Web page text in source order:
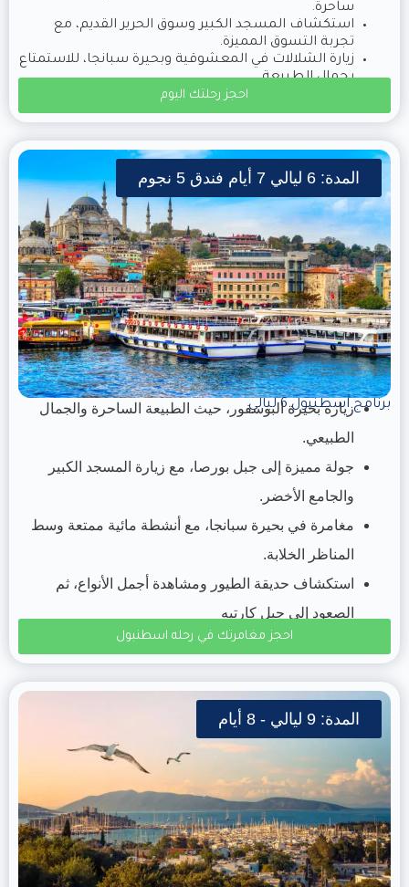
ساحرة.
استكشاف المسجد الكبير وسوق الحرير القديم، مع
تجربة التسوق المميزة.
زيارة الشلالات في المعشوقية وبحيرة سبانجا، للاستمتاع
بجمال الطبيعة.
احجز رحلتك اليوم
المدة: 6 ليالي 7 أيام فندق 5 نجوم
برنامج اسطنبول 6 ليالي
زيارة بحيرة البوسفور، حيث الطبيعة الساحرة والجمال
الطبيعي.
جولة مميزة إلى جبل بورصا، مع زيارة المسجد الكبير
والجامع الأخضر.
مغامرة في بحيرة سبانجا، مع أنشطة مائية ممتعة وسط
المناظر الخلابة.
استكشاف حديقة الطيور ومشاهدة أجمل الأنواع، ثم
الصعود إلى جبل كارتبه
احجز مغامرتك في رحله اسطنبول
المدة: 9 ليالي - 8 أيام